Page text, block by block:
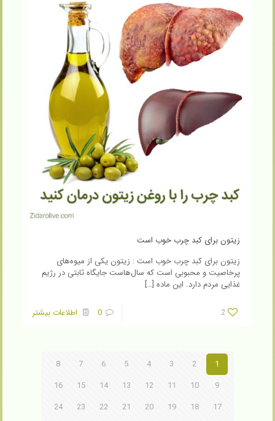
زیتون برای کبد چرب خوب است
زیتون برای کبد چرب خوب است : زیتون یکی از میوه‌های
پرخاصیت و محبوبی است که سال‌هاست جایگاه ثابتی در رژیم
غذایی مردم دارد. این ماده […]
2
0 اطلاعات بیشتر
1
2
3
4
5
6
7
8
9
10
11
12
13
14
15
16
17
18
19
20
21
22
23
24